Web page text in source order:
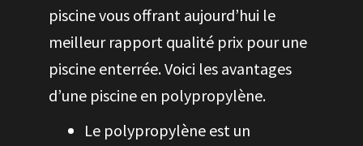
piscine vous offrant aujourd’hui le
meilleur rapport qualité prix pour une
piscine enterrée. Voici les avantages
d’une piscine en polypropylène.
Le polypropylène est un